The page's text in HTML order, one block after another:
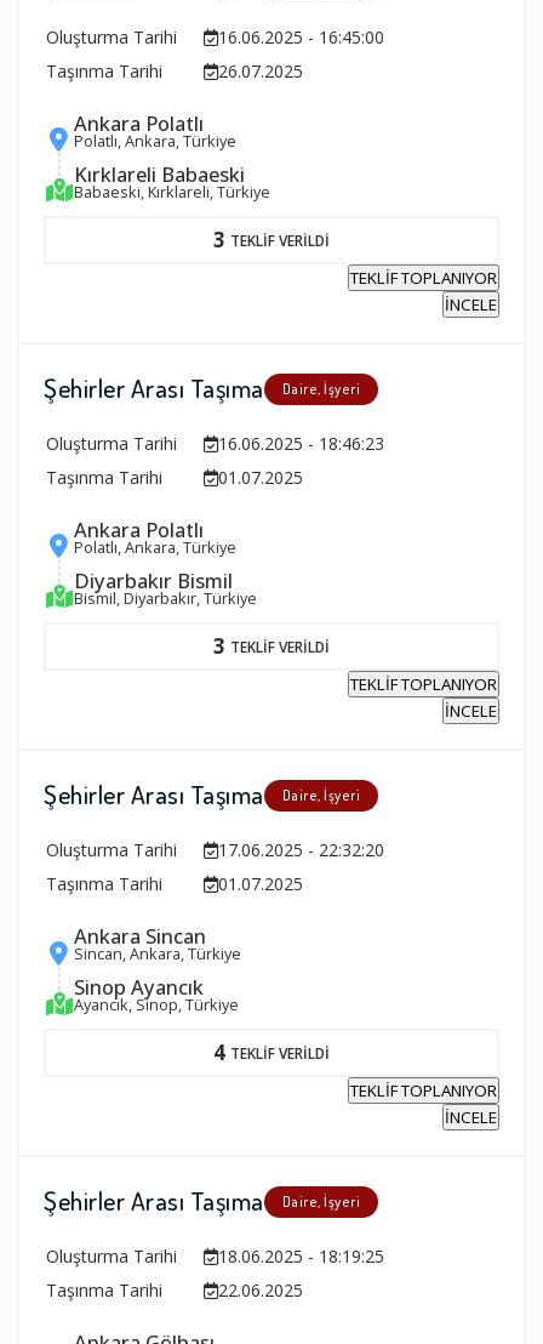
Oluşturma Tarihi
16.06.2025 - 16:45:00
Taşınma Tarihi
26.07.2025
Ankara Polatlı
Polatlı, Ankara, Türkiye
Kırklareli Babaeski
Babaeski, Kırklareli, Türkiye
3 TEKLİF VERİLDİ
TEKLİF TOPLANIYOR
İNCELE
Şehirler Arası Taşıma Daire, İşyeri
Oluşturma Tarihi
16.06.2025 - 18:46:23
Taşınma Tarihi
01.07.2025
Ankara Polatlı
Polatlı, Ankara, Türkiye
Diyarbakır Bismil
Bismil, Diyarbakır, Türkiye
3 TEKLİF VERİLDİ
TEKLİF TOPLANIYOR
İNCELE
Şehirler Arası Taşıma Daire, İşyeri
Oluşturma Tarihi
17.06.2025 - 22:32:20
Taşınma Tarihi
01.07.2025
Ankara Sincan
Sincan, Ankara, Türkiye
Sinop Ayancık
Ayancık, Sinop, Türkiye
4 TEKLİF VERİLDİ
TEKLİF TOPLANIYOR
İNCELE
Şehirler Arası Taşıma Daire, İşyeri
Oluşturma Tarihi
18.06.2025 - 18:19:25
Taşınma Tarihi
22.06.2025